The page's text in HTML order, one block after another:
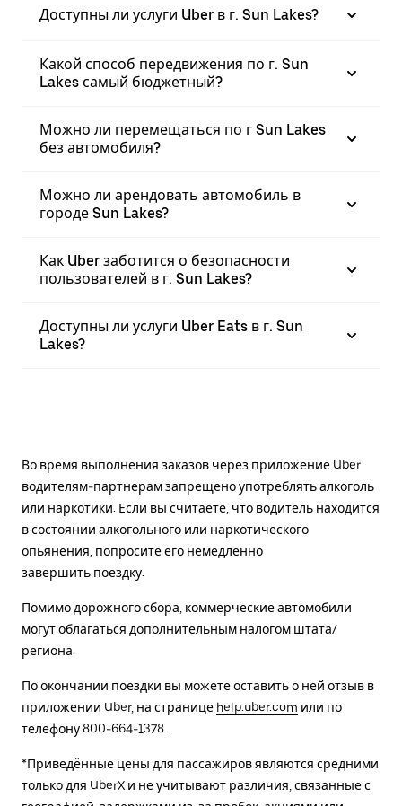
Доступны ли услуги Uber в г. Sun Lakes?
Какой способ передвижения по г. Sun
Lakes самый бюджетный?
Можно ли перемещаться по г Sun Lakes
без автомобиля?
Можно ли арендовать автомобиль в
городе Sun Lakes?
Как Uber заботится о безопасности
пользователей в г. Sun Lakes?
Доступны ли услуги Uber Eats в г. Sun
Lakes?
Во время выполнения заказов через приложение Uber
водителям-партнерам запрещено употреблять алкоголь
или наркотики. Если вы считаете, что водитель находится
в состоянии алкогольного или наркотического
опьянения, попросите его немедленно
завершить поездку.
Помимо дорожного сбора, коммерческие автомобили
могут облагаться дополнительным налогом штата/
региона.
По окончании поездки вы можете оставить о ней отзыв в
приложении Uber, на странице help.uber.com или по
телефону 800-664-1378.
*Приведённые цены для пассажиров являются средними
только для UberX и не учитывают различия, связанные с